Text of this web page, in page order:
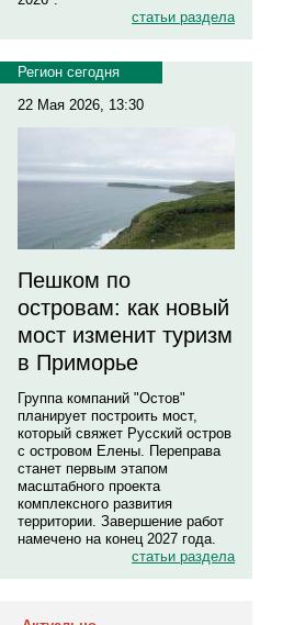
статьи раздела
Регион сегодня
22 Мая 2026, 13:30
Пешком по
островам: как новый
мост изменит туризм
в Приморье
Группа компаний "Остов"
планирует построить мост,
который свяжет Русский остров
с островом Елены. Переправа
станет первым этапом
масштабного проекта
комплексного развития
территории. Завершение работ
намечено на конец 2027 года.
статьи раздела